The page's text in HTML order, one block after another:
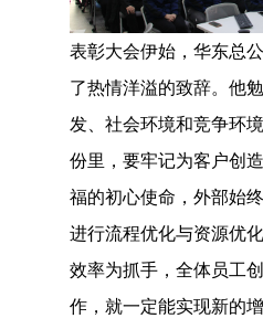
表彰大会伊始，华东总
了热情洋溢的致辞。他
发、社会环境和竞争环
份里，要牢记为客户创
福的初心使命，外部始
进行流程优化与资源优
效率为抓手，全体员工
作，就一定能实现新的